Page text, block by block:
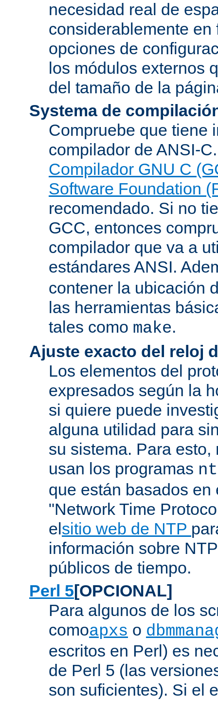
necesidad real de
considerablemente en
opciones de
los módulos externos
del tamaño de la
Systema de
Compruebe que tiene
compilador de ANSI-
Compilador GNU C
Software Foundation
recomendado. Si no
GCC, entonces
compilador que va a
estándares ANSI.
contener la ubicación
las herramientas
tales como make.
Ajuste exacto del reloj
Los elementos del
expresados según la
si quiere puede
alguna utilidad para
su sistema. Para esto,
usan los programas
que están basados en
"Network Time
elsitio web de NTP
información sobre
públicos de tiempo.
Perl 5[OPCIONAL]
Para algunos de los
comoapxs o
escritos en Perl) es
de Perl 5 (las
son suficientes). Si el